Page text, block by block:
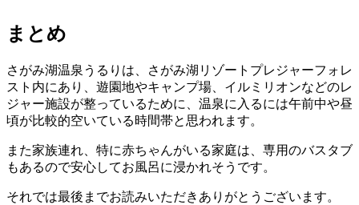
まとめ
さがみ湖温泉うるりは、さがみ湖リゾートプレジャーフォレ
スト内にあり、遊園地やキャンプ場、イルミリオンなどのレ
ジャー施設が整っているために、温泉に入るには午前中や昼
頃が比較的空いている時間帯と思われます。
また家族連れ、特に赤ちゃんがいる家庭は、専用のバスタブ
もあるので安心してお風呂に浸かれそうです。
それでは最後までお読みいただきありがとうございます。